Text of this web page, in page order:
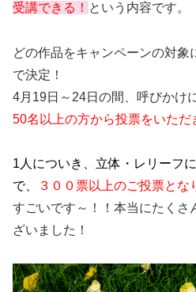
受講できる！ という内容です。
どの作品をキャンペーンの対
で決定！
4月19日～24日の間、呼びかけ
50名以上の方から投票をいただ
1人についき、立体・レリーフ
で、
３００票以上のご投票とな
すごいです～！！本当にたくさ
ざいました！